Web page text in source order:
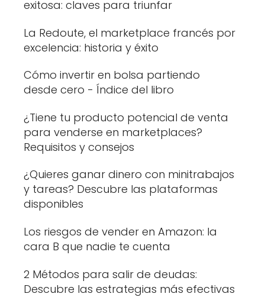
exitosa: claves para triunfar
La Redoute, el marketplace francés por
excelencia: historia y éxito
Cómo invertir en bolsa partiendo
desde cero - Índice del libro
¿Tiene tu producto potencial de venta
para venderse en marketplaces?
Requisitos y consejos
¿Quieres ganar dinero con minitrabajos
y tareas? Descubre las plataformas
disponibles
Los riesgos de vender en Amazon: la
cara B que nadie te cuenta
2 Métodos para salir de deudas:
Descubre las estrategias más efectivas